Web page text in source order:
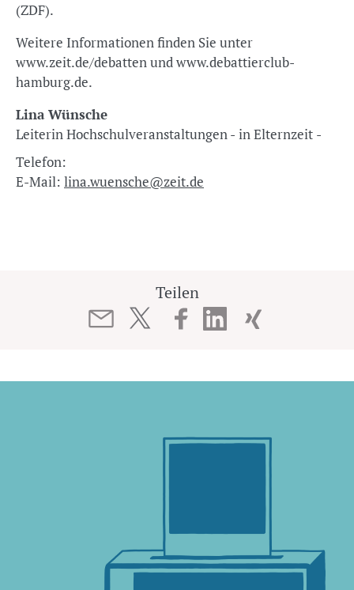
(ZDF).
Weitere Informationen finden Sie unter
www.zeit.de/debatten und www.debattierclub-
hamburg.de.
Lina Wünsche
Leiterin Hochschulveranstaltungen - in Elternzeit -
Telefon:
E-Mail: lina.wuensche@zeit.de
Teilen